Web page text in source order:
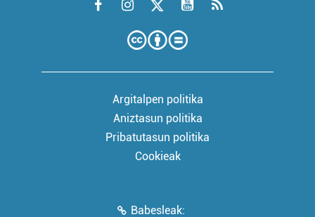
Argitalpen politika
Aniztasun politika
Pribatutasun politika
Cookieak
Babesleak: